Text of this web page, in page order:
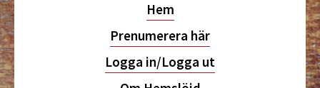
Hem
Prenumerera här
Logga in/Logga ut